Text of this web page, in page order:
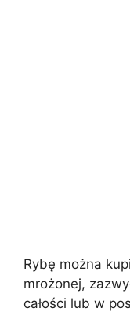
Rybę można
mrożonej,
całości lub w